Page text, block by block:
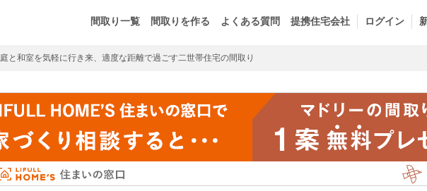
間取り一覧 間取りを作る よくある質問 提携住宅会社 ログイン
庭と和室を気軽に行き来、適度な距離で過ごす二世帯住宅の間取り